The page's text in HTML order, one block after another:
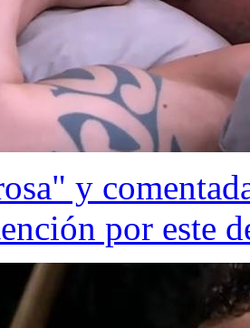
y
por este